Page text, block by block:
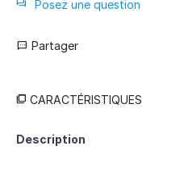
Posez une question
Partager
CARACTÉRISTIQUES
Description